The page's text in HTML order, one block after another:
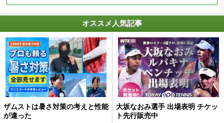
オススメ人気記事
ザムストは暑さ対策の考えと性能
が違った
大坂なおみ選手 出場表明 チケッ
ト先行販売中